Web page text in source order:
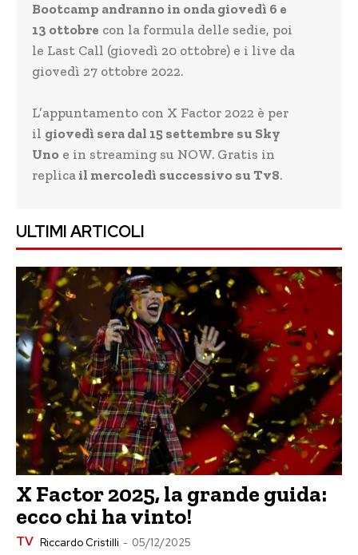
Bootcamp andranno in onda giovedì 6 e
13 ottobre con la formula delle sedie, poi
le Last Call (giovedì 20 ottobre) e i live da
giovedì 27 ottobre 2022.
L’appuntamento con X Factor 2022 è per
il giovedì sera dal 15 settembre su Sky
Uno e in streaming su NOW. Gratis in
replica il mercoledì successivo su Tv8.
ULTIMI ARTICOLI
X Factor 2025, la grande guida:
ecco chi ha vinto!
TV Riccardo Cristilli - 05/12/2025